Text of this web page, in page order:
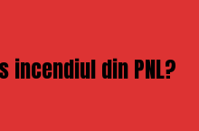
incendiul din PNL?